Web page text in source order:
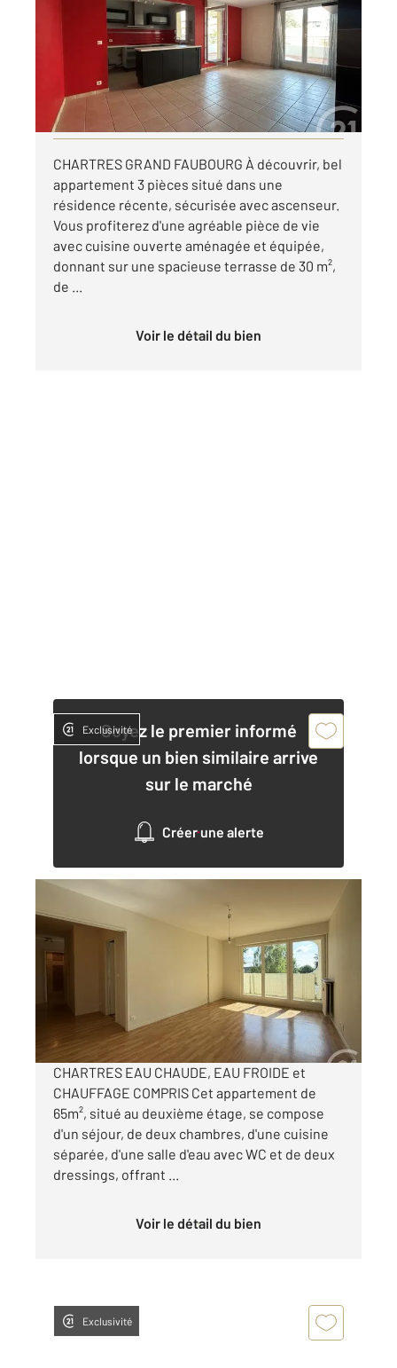
Ref : 28408
Appartement T3 à louer
770 €
par mois charges comprises
Visiter le site dédié
CHARTRES GRAND FAUBOURG À découvrir, bel
appartement 3 pièces situé dans une
résidence récente, sécurisée avec ascenseur.
Vous profiterez d'une agréable pièce de vie
avec cuisine ouverte aménagée et équipée,
donnant sur une spacieuse terrasse de 30 m²,
de ...
Voir le détail du bien
Soyez le premier informé
lorsque un bien similaire arrive
sur le marché
Créer une alerte
Exclusivité
CHARTRES 28
64,81 m
, 3 pièces
Ref : 28040
760 €
par mois charges comprises
CHARTRES EAU CHAUDE, EAU FROIDE et
CHAUFFAGE COMPRIS Cet appartement de
65m², situé au deuxième étage, se compose
d'un séjour, de deux chambres, d'une cuisine
séparée, d'une salle d'eau avec WC et de deux
dressings, offrant ...
Voir le détail du bien
Exclusivité